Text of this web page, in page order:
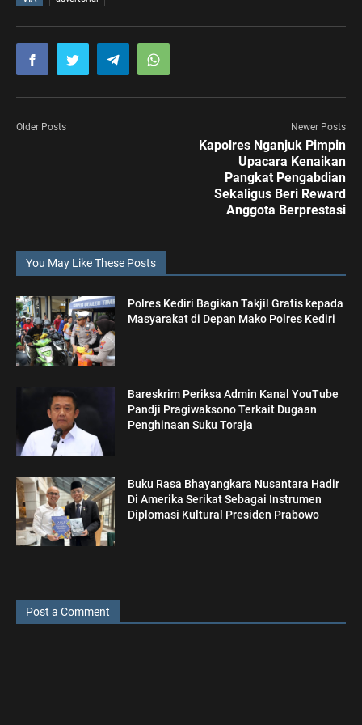
Older Posts Newer Posts
Kapolres Nganjuk Pimpin
Upacara Kenaikan
Pangkat Pengabdian
Sekaligus Beri Reward
Anggota Berprestasi
You May Like These Posts
Polres Kediri Bagikan Takjil Gratis kepada
Masyarakat di Depan Mako Polres Kediri
Bareskrim Periksa Admin Kanal YouTube
Pandji Pragiwaksono Terkait Dugaan
Penghinaan Suku Toraja
Buku Rasa Bhayangkara Nusantara Hadir
Di Amerika Serikat Sebagai Instrumen
Diplomasi Kultural Presiden Prabowo
Post a Comment